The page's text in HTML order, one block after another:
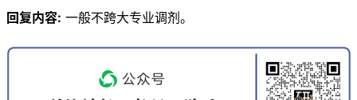
回复内容: 一般不跨大专业调剂。